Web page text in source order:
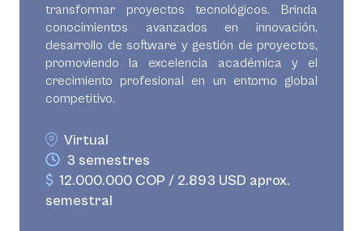
transformar proyectos tecnológicos. Brinda
conocimientos avanzados en innovación,
desarrollo de software y gestión de proyectos,
promoviendo la excelencia académica y el
crecimiento profesional en un entorno global
competitivo.
3 semestres
Virtual
12.000.000 COP / 2.893 USD aprox.
semestral